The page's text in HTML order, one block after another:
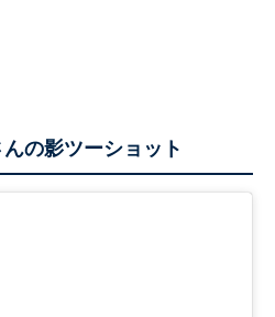
の影ツーショット